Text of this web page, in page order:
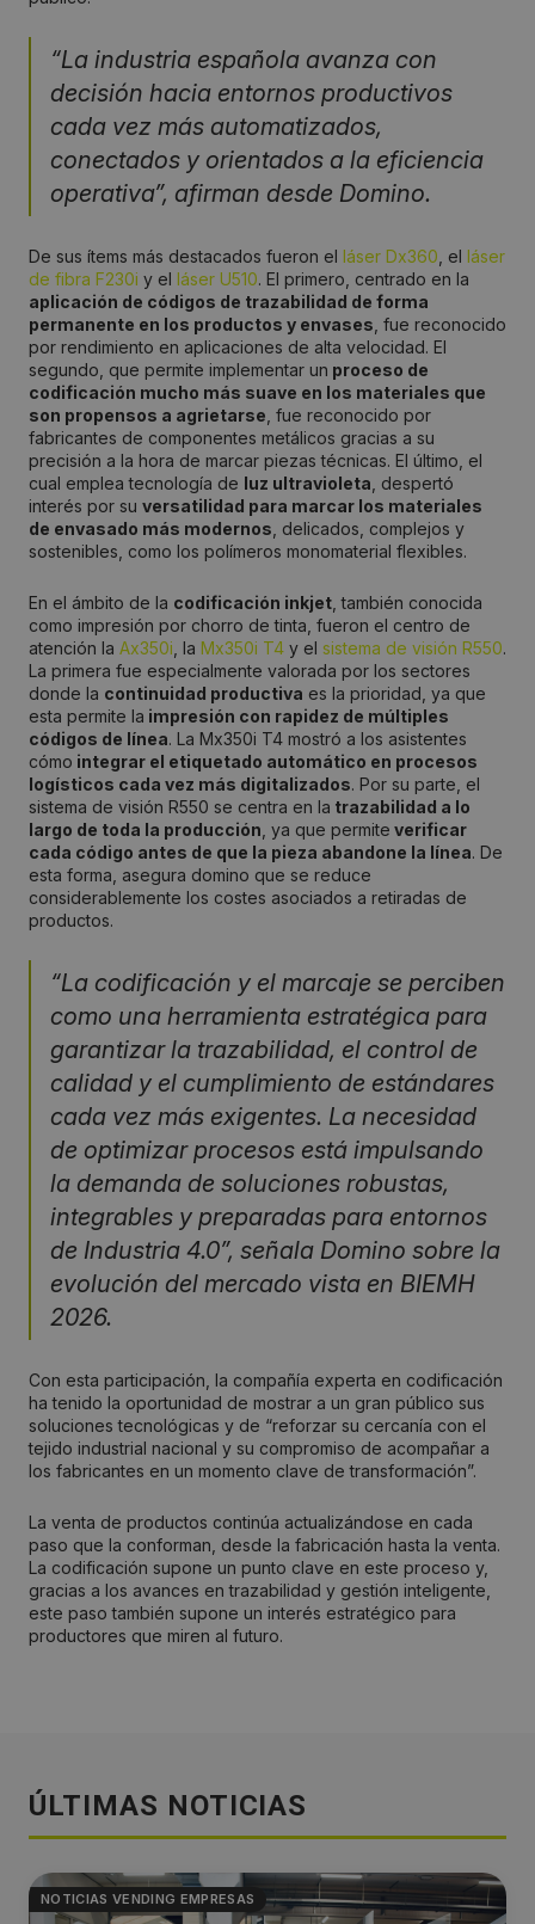
“La industria española avanza con
decisión hacia entornos productivos
cada vez más automatizados,
conectados y orientados a la eficiencia
operativa”, afirman desde Domino.
De sus ítems más destacados fueron el láser Dx360 , el láser
de fibra F230i y el láser U510. El primero, centrado en la
aplicación de códigos de trazabilidad de forma
permanente en los productos y envases , fue reconocido
por rendimiento en aplicaciones de alta velocidad. El
segundo, que permite implementar un proceso de
codificación mucho más suave en los materiales que
son propensos a agrietarse , fue reconocido por
fabricantes de componentes metálicos gracias a su
precisión a la hora de marcar piezas técnicas. El último, el
cual emplea tecnología de luz ultravioleta , despertó
interés por su versatilidad para marcar los materiales
de envasado más modernos , delicados, complejos y
sostenibles, como los polímeros monomaterial flexibles.
En el ámbito de la codificación inkjet , también conocida
como impresión por chorro de tinta, fueron el centro de
atención la Ax350i , la Mx350i T4 y el sistema de visión R550.
La primera fue especialmente valorada por los sectores
donde la continuidad productiva es la prioridad, ya que
esta permite la impresión con rapidez de múltiples
códigos de línea. La Mx350i T4 mostró a los asistentes
cómo integrar el etiquetado automático en procesos
logísticos cada vez más digitalizados. Por su parte, el
sistema de visión R550 se centra en la trazabilidad a lo
largo de toda la producción , ya que permite verificar
cada código antes de que la pieza abandone la línea. De
esta forma, asegura domino que se reduce
considerablemente los costes asociados a retiradas de
productos.
“La codificación y el marcaje se perciben
como una herramienta estratégica para
garantizar la trazabilidad, el control de
calidad y el cumplimiento de estándares
cada vez más exigentes. La necesidad
de optimizar procesos está impulsando
la demanda de soluciones robustas,
integrables y preparadas para entornos
de Industria 4.0”, señala Domino sobre la
evolución del mercado vista en BIEMH
2026.
Con esta participación, la compañía experta en codificación
ha tenido la oportunidad de mostrar a un gran público sus
soluciones tecnológicas y de “reforzar su cercanía con el
tejido industrial nacional y su compromiso de acompañar a
los fabricantes en un momento clave de transformación”.
La venta de productos continúa actualizándose en cada
paso que la conforman, desde la fabricación hasta la venta.
La codificación supone un punto clave en este proceso y,
gracias a los avances en trazabilidad y gestión inteligente,
este paso también supone un interés estratégico para
productores que miren al futuro.
ÚLTIMAS NOTICIAS
NOTICIAS VENDING EMPRESAS